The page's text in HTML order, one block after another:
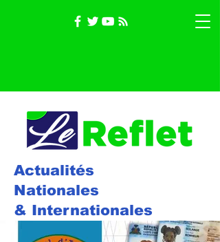
Actualités
Nationales
& Internationales